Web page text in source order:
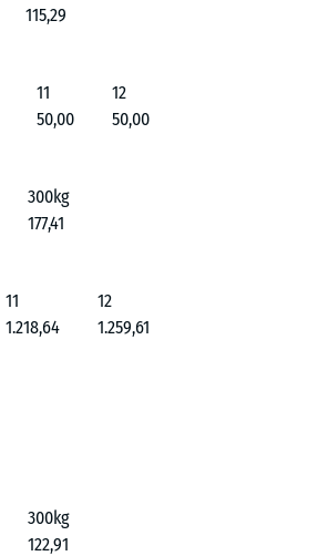
115,29
11
12
50,00 50,00
300kg
177,41
11
12
1.218,64 1.259,61
300kg
122,91